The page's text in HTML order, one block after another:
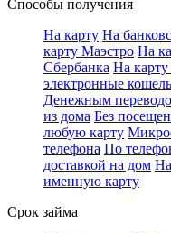
Способы получения
На карту На
карту Маэстро На
Сбербанка На карту
электронные
Денежным
из дома Без
любую карту
телефона По
доставкой на дом
именную карту
Срок займа